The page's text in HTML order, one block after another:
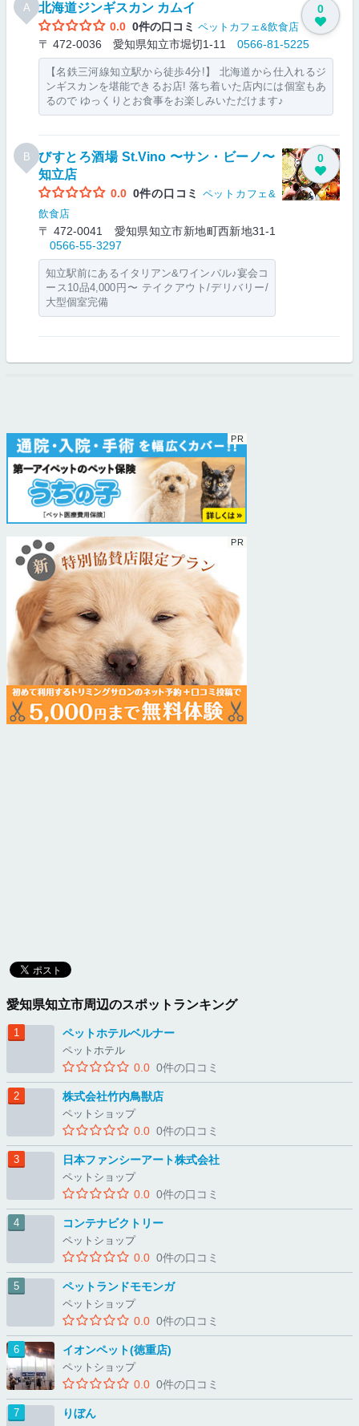
A 北海道ジンギスカン カムイ
0.0 0件の口コミ ペットカフェ&飲食店
〒 472-0036 愛知県知立市堀切1-11 0566-81-5225
【名鉄三河線知立駅から徒歩4分!】 北海道から仕入れるジ
ンギスカンを堪能できるお店! 落ち着いた店内には個室もあ
るので ゆっくりとお食事をお楽しみいただけます♪
0
B
びすとろ酒場 St.Vino 〜サン・ビーノ〜
知立店
0.0 0件の口コミ
ペットカフェ&
飲食店
〒 472-0041 愛知県知立市新地町西新地31-1
0566-55-3297
知立駅前にあるイタリアン&ワインバル♪宴会コ
ース10品4,000円〜 テイクアウト/デリバリー/
大型個室完備
0
愛知県知立市周辺のスポットランキング
ペットホテルベルナー
ペットホテル
0.0 0件の口コミ
株式会社竹内鳥獣店
ペットショップ
0.0 0件の口コミ
日本ファンシーアート株式会社
ペットショップ
0.0 0件の口コミ
コンテナビクトリー
ペットショップ
0.0 0件の口コミ
ペットランドモモンガ
ペットショップ
0.0 0件の口コミ
イオンペット(徳重店)
ペットショップ
0.0 0件の口コミ
りぼん